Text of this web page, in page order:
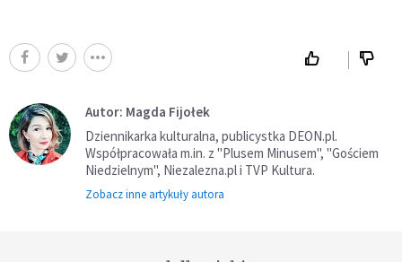
Autor: Magda Fijołek
Dziennikarka kulturalna, publicystka DEON.pl.
Współpracowała m.in. z "Plusem Minusem", "Gościem
Niedzielnym", Niezalezna.pl i TVP Kultura.
Zobacz inne artykuły autora